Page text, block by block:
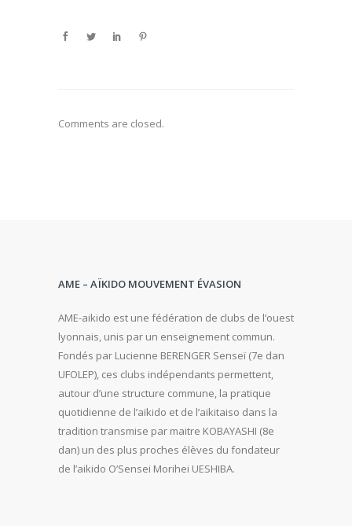
Comments are closed.
AME – AÏKIDO MOUVEMENT ÉVASION
AME-aikido est une fédération de clubs de l’ouest
lyonnais, unis par un enseignement commun.
Fondés par Lucienne BERENGER Senseï (7e dan
UFOLEP), ces clubs indépendants permettent,
autour d’une structure commune, la pratique
quotidienne de l’aïkido et de l’aikitaiso dans la
tradition transmise par maitre KOBAYASHI (8e
dan) un des plus proches élèves du fondateur
de l’aikido O’Sensei Morihei UESHIBA.